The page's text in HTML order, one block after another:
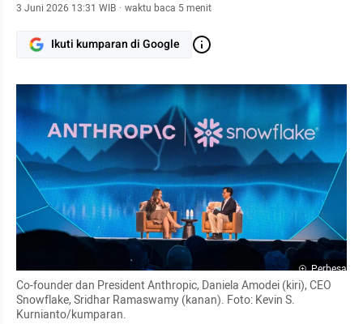
3 Juni 2026 13:31 WIB · waktu baca 5 menit
Ikuti kumparan di Google
Perbesar
Co-founder dan President Anthropic, Daniela Amodei (kiri), CEO
Snowflake, Sridhar Ramaswamy (kanan). Foto: Kevin S.
Kurnianto/kumparan.